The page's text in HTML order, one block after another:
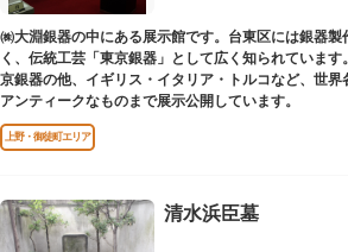
㈱大淵銀器の中にある展示館です。台東区には銀器製
く、伝統工芸「東京銀器」として広く知られていま
京銀器の他、イギリス・イタリア・トルコなど、世界
アンティークなものまで展示公開しています。
上野・御徒町エリア
清水浜臣墓